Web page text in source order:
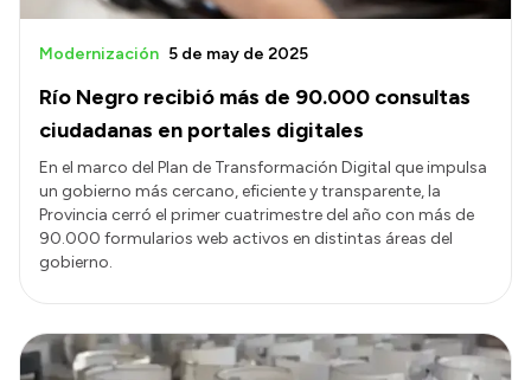
Río Negro recibió más de 90.000 consultas
ciudadanas en portales digitales
Modernización 5 de may de 2025
En el marco del Plan de Transformación Digital que impulsa
un gobierno más cercano, eficiente y transparente, la
Provincia cerró el primer cuatrimestre del año con más de
90.000 formularios web activos en distintas áreas del
gobierno.